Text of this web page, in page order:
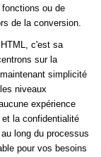
ou de
de la conversion.
c'est sa
sur la
simplicité
niveaux
expérience
la confidentialité
long du processus
pour vos besoins